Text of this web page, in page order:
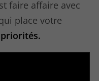
faire affaire avec
place votre